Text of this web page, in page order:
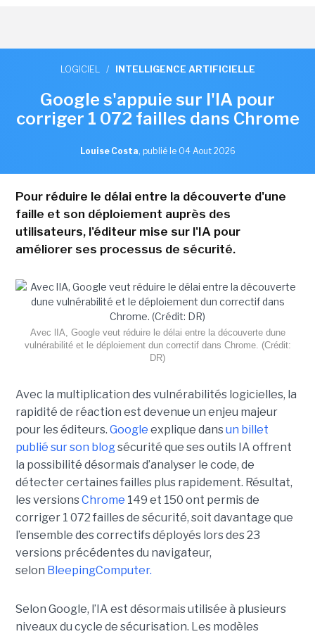
LOGICIEL / INTELLIGENCE ARTIFICIELLE
Google s'appuie sur l'IA pour
corriger 1 072 failles dans Chrome
Louise Costa, publié le 04 Aout 2026
Pour réduire le délai entre la découverte d'une
faille et son déploiement auprès des
utilisateurs, l'éditeur mise sur l'IA pour
améliorer ses processus de sécurité.
Avec lIA, Google veut réduire le délai entre la découverte dune
vulnérabilité et le déploiement dun correctif dans Chrome. (Crédit:
DR)
Avec la multiplication des vulnérabilités logicielles, la
rapidité de réaction est devenue un enjeu majeur
pour les éditeurs. Google explique dansun billet
publié sur son blogsécurité que ses outils IA offrent
la possibilité désormais d’analyser le code, de
détecter certaines failles plus rapidement. Résultat,
les versionsChrome 149 et 150 ont permis de
corriger 1 072 failles de sécurité, soit davantage que
l’ensemble des correctifs déployés lors des 23
versions précédentes du navigateur,
selon BleepingComputer.
Selon Google, l’IA est désormais utilisée à plusieurs
niveaux du cycle de sécurisation. Les modèles